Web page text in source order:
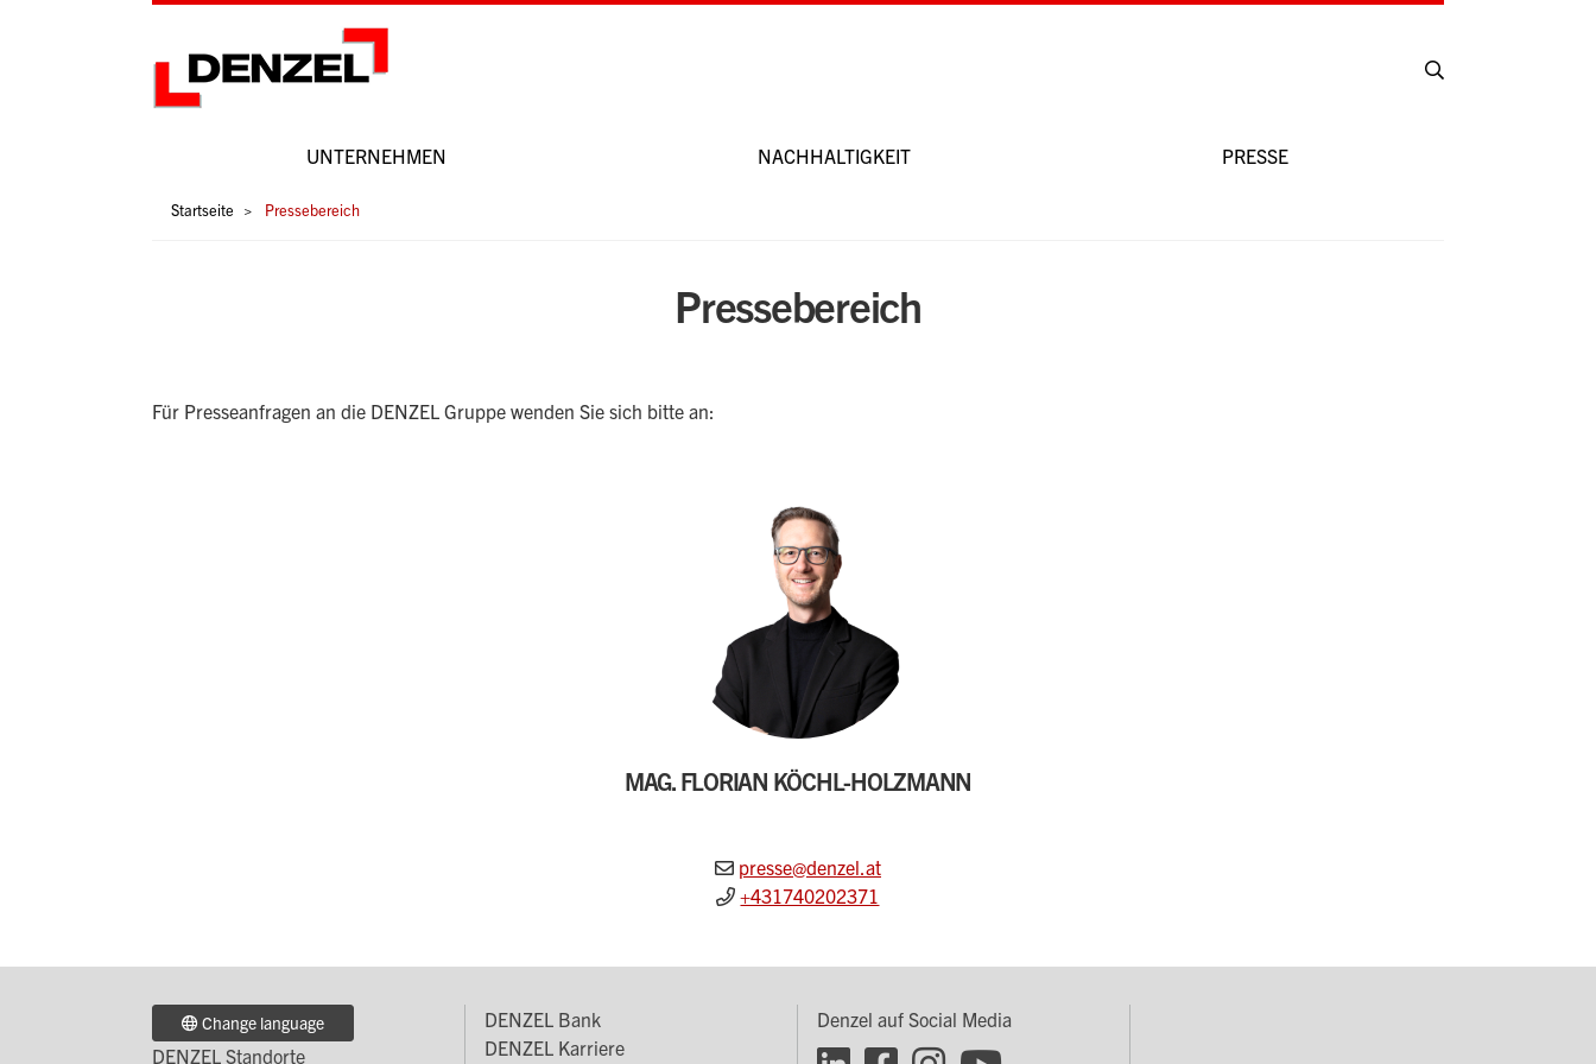
HauptnavigationUNTERNEHMEN NACHHALTIGKEIT PRESSE
Pfadnavigation
Startseite Pressebereich
Pressebereich
Für Presseanfragen an die DENZEL Gruppe wenden Sie sich bitte an:
MAG. FLORIAN KÖCHL-HOLZMANN
presse@denzel.at
+431740202371
Change language
DENZEL Standorte
Footer
DENZEL Bank
DENZEL Karriere
Denzel auf Social Media